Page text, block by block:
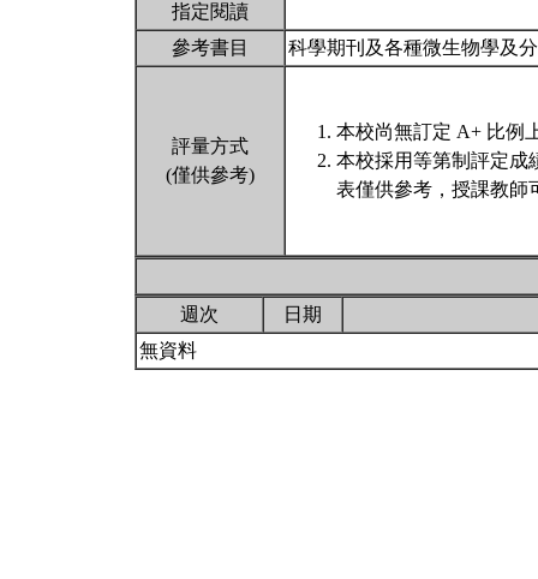
指定閱讀
參考書目
科學期刊及各種微生物學及
評量方式
(僅供參考)
本校尚無訂定 A+ 比例
本校採用等第制評定成
表僅供參考，授課教師
週次
日期
無資料